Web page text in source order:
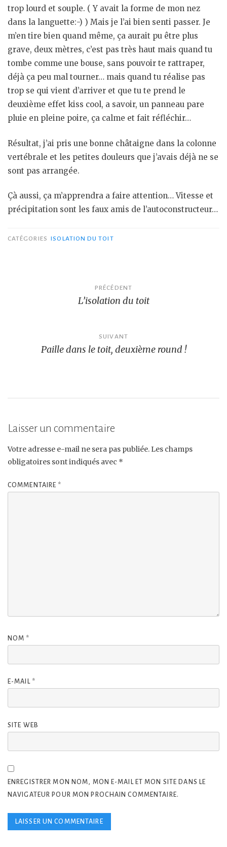
trop lourd et souple. ( Y avait la forme de mon nez
dans la languette:-) ) Mais je l’ai bien senti passer. Je
m’en tire bien quand même, ça aurait pu être plus
grave, deux mètres, c’est pas très haut mais quand tu
tombe comme une bouse, sans pouvoir te rattraper,
déjà ça peu mal tourner… mais quand tu réalise pas
trop se qui vient d’arriver et que tu te prend le
deuxième effet kiss cool, a savoir, un panneau pare
pluie en pleine poire, ça calme et fait réfléchir…
Résultat, j’ai pris une bonne châtaigne dans la colonne
vertébrale et les petites douleurs que j’avais déjà ne se
sont pas arrangée.
Çà aussi, ça m’apprendra a faire attention… Vitesse et
précipitation sont les faux amis de l’autoconstructeur…
CATÉGORIES ISOLATION DU TOIT
PRÉCÉDENT
L’isolation du toit
SUIVANT
Paille dans le toit, deuxième round !
Laisser un commentaire
Votre adresse e-mail ne sera pas publiée. Les champs
obligatoires sont indiqués avec *
COMMENTAIRE *
NOM *
E-MAIL *
SITE WEB
ENREGISTRER MON NOM, MON E-MAIL ET MON SITE DANS LE
NAVIGATEUR POUR MON PROCHAIN COMMENTAIRE.